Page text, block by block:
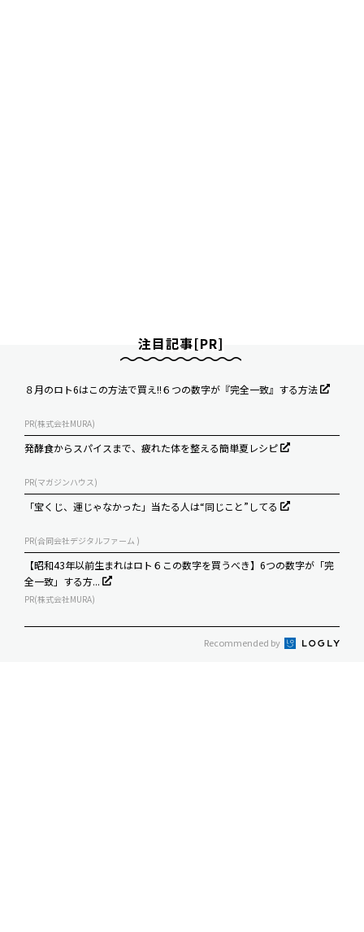
注目記事[PR]
８月のロト6はこの方法で買え!!６つの数字が『完全一致』する方法
PR(株式会社MURA)
発酵食からスパイスまで、疲れた体を整える簡単夏レシピ
PR(マガジンハウス)
「宝くじ、運じゃなかった」当たる人は“同じこと”してる
PR(合同会社デジタルファーム )
【昭和43年以前生まれはロト６この数字を買うべき】6つの数字が「完
全一致」する方...
PR(株式会社MURA)
Recommended by